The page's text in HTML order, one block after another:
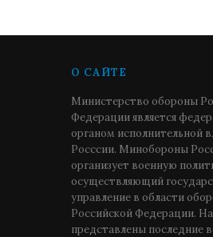
О САЙТЕ
Министерство обороны
Федерации является
органом исполнительной
Росссии. Минобороны
организует военную
осуществляющий
управление в области
Российской Федерации.
представлены последние